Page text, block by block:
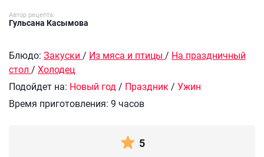
Автор рецепта:
Гульсана Касымова
Блюдо: Закуски / Из мяса и птицы / На праздничный
стол / Холодец
Подойдет на: Новый год / Праздник / Ужин
Время приготовления: 9 часов
5